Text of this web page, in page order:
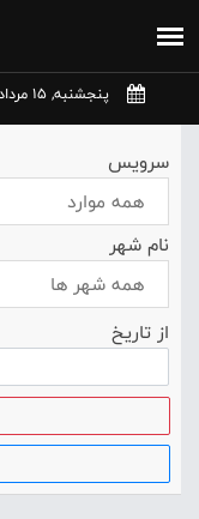
پنجشنبه, 15 مرداد 1405
سرویس
همه موارد
نام شهر
همه شهر ها
از تاریخ